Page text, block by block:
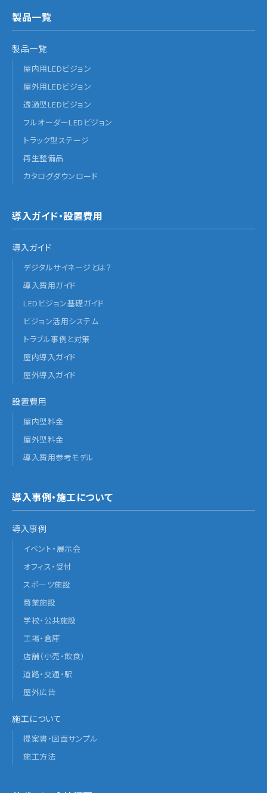
製品一覧
製品一覧
屋内用LEDビジョン
屋外用LEDビジョン
透過型LEDビジョン
フルオーダーLEDビジョン
トラック型ステージ
再生整備品
カタログダウンロード
導入ガイド・設置費用
導入ガイド
デジタルサイネージとは？
導入費用ガイド
LEDビジョン基礎ガイド
ビジョン活用システム
トラブル事例と対策
屋内導入ガイド
屋外導入ガイド
設置費用
屋内型料金
屋外型料金
導入費用参考モデル
導入事例・施工について
導入事例
イベント・展示会
オフィス・受付
スポーツ施設
商業施設
学校・公共施設
工場・倉庫
店舗（小売・飲食）
道路・交通・駅
屋外広告
施工について
提案書・図面サンプル
施工方法